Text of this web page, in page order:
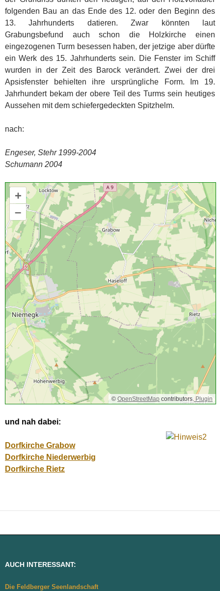
folgenden Bau an das Ende des 12. oder den Beginn des
13. Jahrhunderts datieren. Zwar könnten laut
Grabungsbefund auch schon die Holzkirche einen
eingezogenen Turm besessen haben, der jetzige aber dürfte
ein Werk des 15. Jahrhunderts sein. Die Fenster im Schiff
wurden in der Zeit des Barock verändert. Zwei der drei
Apsisfenster behielten ihre ursprüngliche Form. Im 19.
Jahrhundert bekam der obere Teil des Turms sein heutiges
Aussehen mit dem schiefergedeckten Spitzhelm.
nach:
Engeser, Stehr 1999-2004
Schumann 2004
+
–
© OpenStreetMap contributors.Plugin
und nah dabei:
Dorfkirche Grabow
Dorfkirche Niederwerbig
Dorfkirche Rietz
AUCH INTERESSANT:
Die Feldberger Seenlandschaft